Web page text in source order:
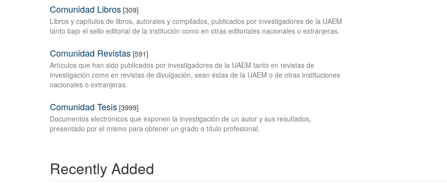
Comunidad Libros [309]
Libros y capítulos de libros, autorales y compilados, publicados por investigadores de la UAEM
tanto bajo el sello editorial de la institución como en otras editoriales nacionales o extranjeras.
Comunidad Revistas [591]
Artículos que han sido publicados por investigadores de la UAEM tanto en revistas de
investigación como en revistas de divulgación, sean éstas de la UAEM o de otras instituciones
nacionales o extranjeras.
Comunidad Tesis [3999]
Documentos electrónicos que exponen la investigación de un autor y sus resultados,
presentado por el mismo para obtener un grado o título profesional.
Recently Added